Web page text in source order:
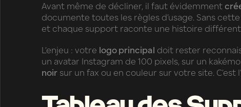
Avant même de décliner, il faut évidemment
documente toutes les règles d’usage. Sans
et chaque support raconte une histoire
L’enjeu : votre logo principal doit rester
un avatar Instagram de 100 pixels, sur un
noir sur un fax ou en couleur sur votre site. C’est